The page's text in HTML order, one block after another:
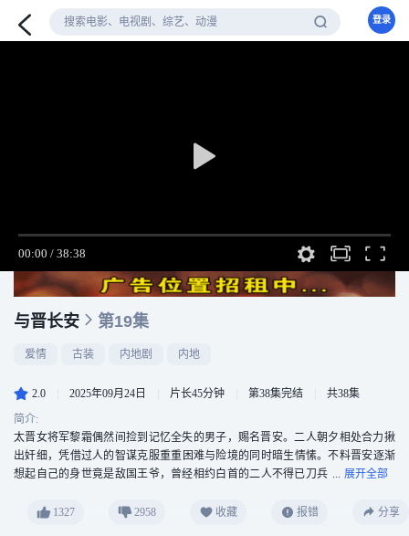
登录
与晋长安 第19集
爱情 古装 内地剧 内地
2.0 2025年09月24日 片长45分钟 第38集完结
共38集
简介:
太晋女将军黎霜偶然间捡到记忆全失的男子，赐名晋安。二人朝夕相处合力揪
出奸细，凭借过人的智谋克服重重困难与险境的同时暗生情愫。不料晋安逐渐
想起自己的身世竟是敌国王爷，曾经相约白首的二人不得已刀兵
1327
2958 收藏 报错 分享